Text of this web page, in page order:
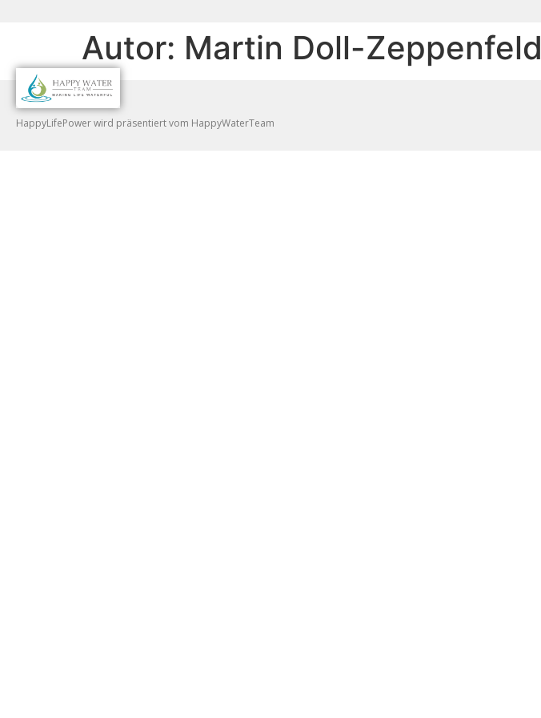
Autor: Martin Doll-Zeppenfeld
HappyLifePower wird präsentiert vom HappyWaterTeam